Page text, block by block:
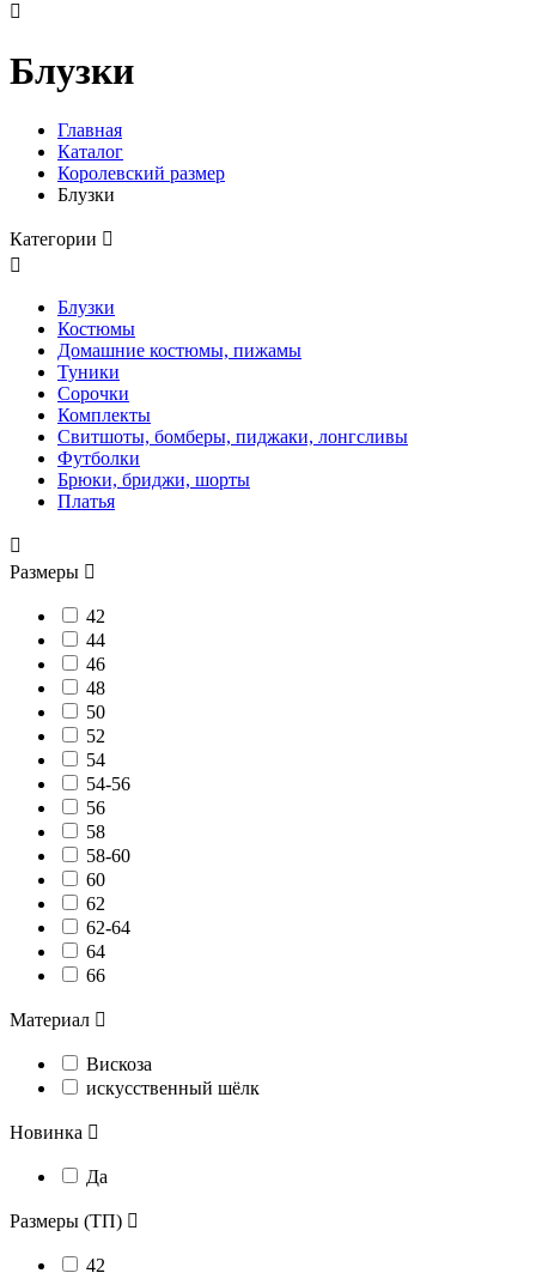

Блузки
Главная
Каталог
Королевский размер
Блузки
Категории 

Блузки
Костюмы
Домашние костюмы, пижамы
Туники
Сорочки
Комплекты
Свитшоты, бомберы, пиджаки, лонгсливы
Футболки
Брюки, бриджи, шорты
Платья

Размеры 
42
44
46
48
50
52
54
54-56
56
58
58-60
60
62
62-64
64
66
Материал 
Вискоза
искусственный шёлк
Новинка 
Да
Размеры (ТП) 
42